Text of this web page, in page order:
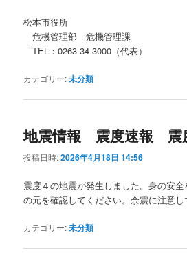
松本市役所
危機管理部 危機管理課
TEL：0263-34-3000（代表）
カテゴリー:未分類
地震情報 震度速報 震
投稿日時:2026年4月18日 14:56
震度４の地震が発生しました。身の安
の元を確認してください。余震に注意し
カテゴリー:未分類